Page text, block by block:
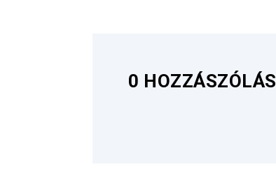
0 HOZZÁSZÓLÁS